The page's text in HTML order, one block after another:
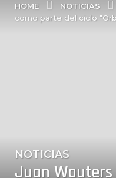
HOME NOTICIAS
como parte del ciclo
4
NOTICIAS
Juan